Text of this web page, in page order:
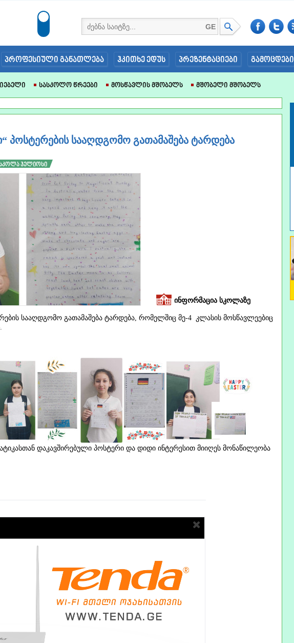
GE
პროფესიული განათლება ჰკითხე ედუს პრეზენტაციები გამოცდები
Სასკოლო Წრეები Მოსწავლის Მშობელს Მშობელი Მშობელს
პოსტერების სააღდგომო გათამაშება ტარდება
ჰელიოსი
ინფორმაცია სკოლაზე
სააღდგომო გათამაშება ტარდება, რომელშიც მე-4 კლასის მოსწავლეებიც
დაკავშირებული პოსტერი და დიდი ინტერესით მიიღეს მონაწილეობა